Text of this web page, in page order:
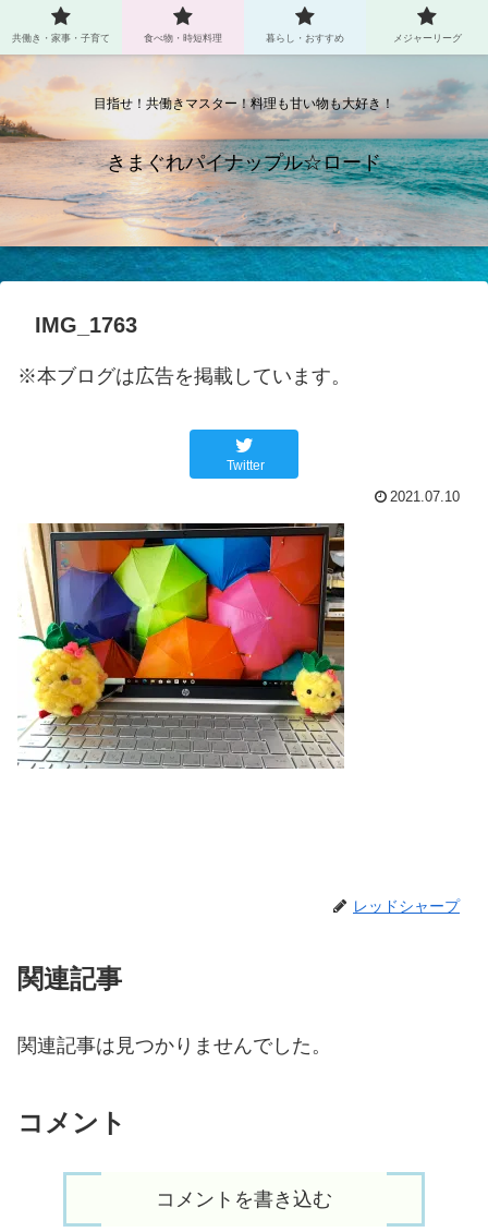
目指せ！共働きマスター！料理も甘い物も大好き！
きまぐれパイナップル☆ロード
IMG_1763
※本ブログは広告を掲載しています。
Twitter
2021.07.10
レッドシャープ
関連記事
関連記事は見つかりませんでした。
コメント
コメントを書き込む
共働き・家事・子育て 食べ物・時短料理 暮らし・おすすめ メジャーリーグ